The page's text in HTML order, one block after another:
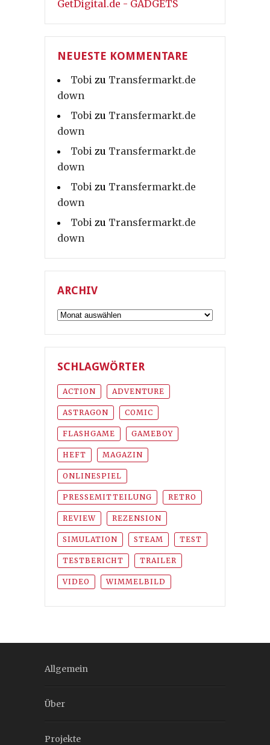
GetDigital.de - GADGETS
NEUESTE KOMMENTARE
Tobi zu Transfermarkt.de
down
Tobi zu Transfermarkt.de
down
Tobi zu Transfermarkt.de
down
Tobi zu Transfermarkt.de
down
Tobi zu Transfermarkt.de
down
ARCHIV
Archiv
SCHLAGWÖRTER
ACTION ADVENTURE
ASTRAGON COMIC
FLASHGAME GAMEBOY
HEFT MAGAZIN
ONLINESPIEL
PRESSEMITTEILUNG RETRO
REVIEW REZENSION
SIMULATION STEAM TEST
TESTBERICHT TRAILER
VIDEO WIMMELBILD
Allgemein
Über
Projekte